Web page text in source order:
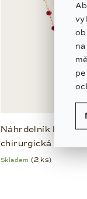
na
Náhrdelník Heart –
chirurgická ocel
Skladem(2 ks)